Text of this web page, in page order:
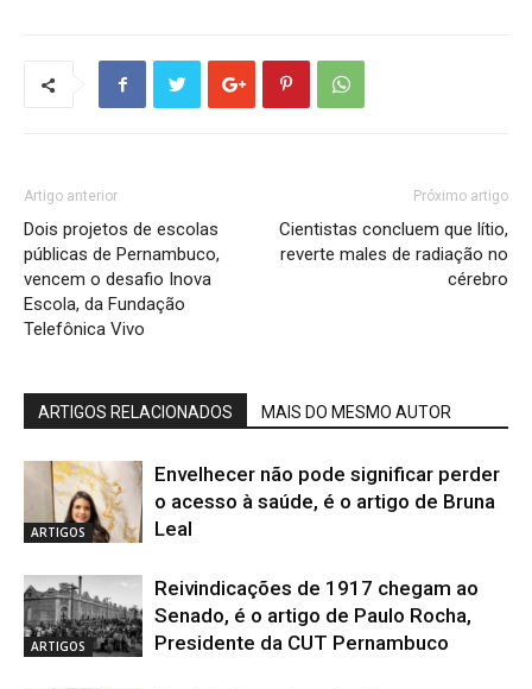
Artigo anterior
Dois projetos de escolas
públicas de Pernambuco,
vencem o desafio Inova
Escola, da Fundação
Telefônica Vivo
Próximo artigo
Cientistas concluem que lítio,
reverte males de radiação no
cérebro
ARTIGOS RELACIONADOS MAIS DO MESMO AUTOR
ARTIGOS
Envelhecer não pode significar perder
o acesso à saúde, é o artigo de Bruna
Leal
ARTIGOS
Reivindicações de 1917 chegam ao
Senado, é o artigo de Paulo Rocha,
Presidente da CUT Pernambuco